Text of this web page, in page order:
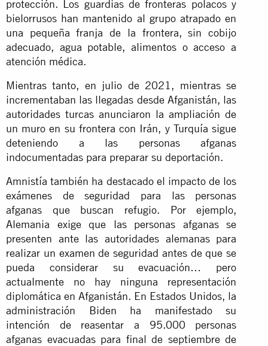
protección. Los guardias de fronteras polacos y
bielorrusos han mantenido al grupo atrapado en
una pequeña franja de la frontera, sin cobijo
adecuado, agua potable, alimentos o acceso a
atención médica.
Mientras tanto, en julio de 2021, mientras se
incrementaban las llegadas desde Afganistán, las
autoridades turcas anunciaron la ampliación de
un muro en su frontera con Irán, y Turquía sigue
deteniendo a las personas afganas
indocumentadas para preparar su deportación.
Amnistía también ha destacado el impacto de los
exámenes de seguridad para las personas
afganas que buscan refugio. Por ejemplo,
Alemania exige que las personas afganas se
presenten ante las autoridades alemanas para
realizar un examen de seguridad antes de que se
pueda considerar su evacuación… pero
actualmente no hay ninguna representación
diplomática en Afganistán. En Estados Unidos, la
administración Biden ha manifestado su
intención de reasentar a 95.000 personas
afganas evacuadas para final de septiembre de